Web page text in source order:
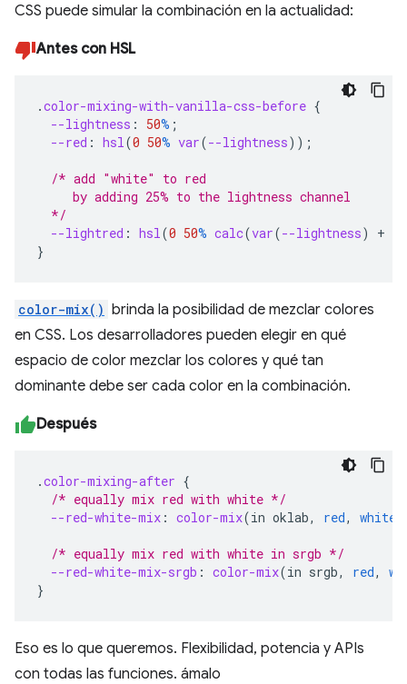
CSS puede simular la combinación en la actualidad:
Antes con HSL
.color-mixing-with-vanilla-css-before {
--lightness : 50% ;
--red : hsl(0 50% var(--lightness));
/* add "white" to red
     by adding 25% to the lightness channel
  */
--lightred : hsl(0 50% calc(var(--lightness) +
}
color-mix() brinda la posibilidad de mezclar colores
en CSS. Los desarrolladores pueden elegir en qué
espacio de color mezclar los colores y qué tan
dominante debe ser cada color en la combinación.
Después
.color-mixing-after {
/* equally mix red with white */
--red-white-mix : color-mix(in oklab, red, white
/* equally mix red with white in srgb */
--red-white-mix-srgb : color-mix(in srgb, red,
}
Eso es lo que queremos. Flexibilidad, potencia y APIs
con todas las funciones. ámalo